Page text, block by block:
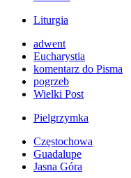
Liturgia
adwent
Eucharystia
komentarz do Pisma
pogrzeb
Wielki Post
Pielgrzymka
Częstochowa
Guadalupe
Jasna Góra